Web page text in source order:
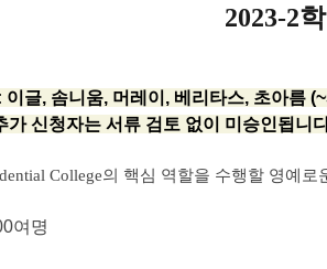
2023-2
이글, 솜니움, 머레이, 베리타스, 초아름
신청자는 서류 검토 없이 미승인됩니
College의 핵심 역할을 수행할 영예
여명